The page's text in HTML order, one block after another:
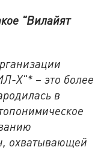
"Вилайят
Х"* – это более
в
охватывающей